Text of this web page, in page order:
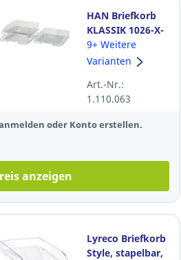
HAN Briefkorb
KLASSIK 1026-X-
23, A4/C4, 255 x
348 x 65 mm,
9+ Weitere
Varianten
Art.-Nr.:
1.110.063
oder Konto erstellen.
anzeigen
Lyreco Briefkorb
Style, stapelbar,